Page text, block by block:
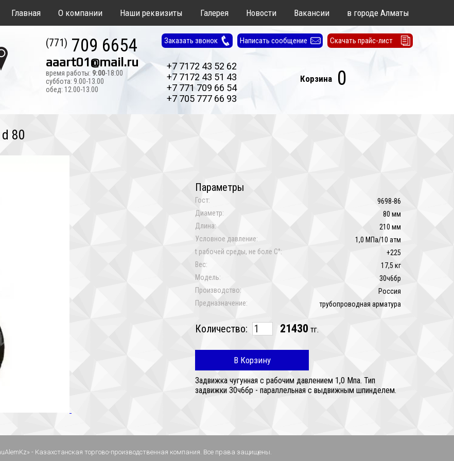
Главная О компании Наши реквизиты Галерея Новости Вакансии в городе Алматы
(771) 709 6654
aaart01@mail.ru
время работы: 9:00-18:00
суббота: 9.00-13.00
обед: 12.00-13.00
Заказать звонок Написать сообщение Скачать прайс-лист
+7 7172 43 52 62
+7 7172 43 51 43
+7 771 709 66 54
+7 705 777 66 93
Корзина 0
80
Параметры
Гост:
9698-86
Диаметр:
80 мм
Длина:
210 мм
Условное давление:
1,0 МПа/10 атм
t рабочей среды, не боле C°:
+225
Вес:
17,5 кг
Модель:
30ч6бр
Производство:
Россия
Предназначение:
трубопроводная арматура
Количество: 21430 тг.
В Корзину
Задвижка чугунная с рабочим давлением 1,0 Мпа. Тип
задвижки 30ч6бр - параллельная с выдвижным шпинделем.
- Казахстанская торгово-производственная компания. Все права защищены.